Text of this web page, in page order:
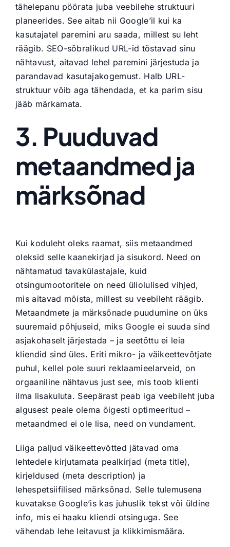
tähelepanu pöörata juba veebilehe struktuuri
planeerides. See aitab nii Google’il kui ka
kasutajatel paremini aru saada, millest su leht
räägib. SEO-sõbralikud URL-id tõstavad sinu
nähtavust, aitavad lehel paremini järjestuda ja
parandavad kasutajakogemust. Halb URL-
struktuur võib aga tähendada, et ka parim sisu
jääb märkamata.
3. Puuduvad
metaandmed ja
märksõnad
Kui koduleht oleks raamat, siis metaandmed
oleksid selle kaanekirjad ja sisukord. Need on
nähtamatud tavakülastajale, kuid
otsingumootoritele on need üliolulised vihjed,
mis aitavad mõista, millest su veebileht räägib.
Metaandmete ja märksõnade puudumine on üks
suuremaid põhjuseid, miks Google ei suuda sind
asjakohaselt järjestada – ja seetõttu ei leia
kliendid sind üles. Eriti mikro- ja väikeettevõtjate
puhul, kellel pole suuri reklaamieelarveid, on
orgaaniline nähtavus just see, mis toob klienti
ilma lisakuluta. Seepärast peab iga veebileht juba
algusest peale olema õigesti optimeeritud –
metaandmed ei ole lisa, need on vundament.
Liiga paljud väikeettevõtted jätavad oma
lehtedele kirjutamata pealkirjad (meta title),
kirjeldused (meta description) ja
lehespetsiifilised märksõnad. Selle tulemusena
kuvatakse Google’is kas juhuslik tekst või üldine
info, mis ei haaku kliendi otsinguga. See
vähendab lehe leitavust ja klikkimismäära.